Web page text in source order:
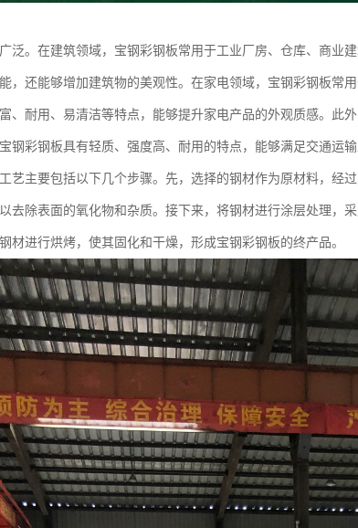
泛。在建筑领域，宝钢彩钢板常用于工业厂房、仓库、商业
，还能够增加建筑物的美观性。在家电领域，宝钢彩钢板常
、耐用、易清洁等特点，能够提升家电产品的外观质感。此
钢彩钢板具有轻质、强度高、耐用的特点，能够满足交通运输
艺主要包括以下几个步骤。先，选择的钢材作为原材料，经
去除表面的氧化物和杂质。接下来，将钢材进行涂层处理，
材进行烘烤，使其固化和干燥，形成宝钢彩钢板的终产品。